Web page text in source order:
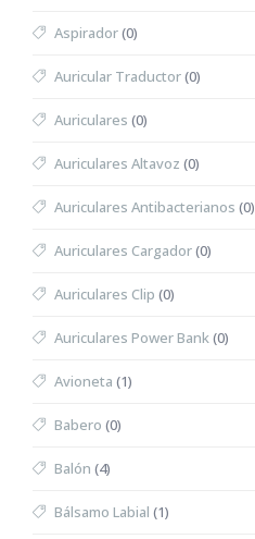
Aspirador(0)
Auricular Traductor(0)
Auriculares (0)
Auriculares Altavoz (0)
Auriculares Antibacterianos (0)
Auriculares Cargador(0)
Auriculares Clip (0)
Auriculares Power Bank(0)
Avioneta (1)
Babero (0)
Balón (4)
Bálsamo Labial (1)